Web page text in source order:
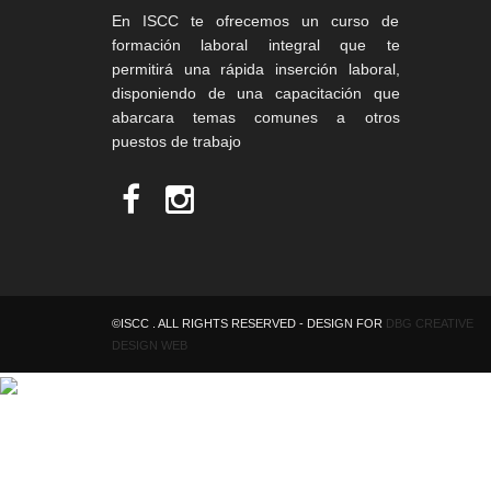
En ISCC te ofrecemos un curso de
formación laboral integral que te
permitirá una rápida inserción laboral,
disponiendo de una capacitación que
abarcara temas comunes a otros
puestos de trabajo
©ISCC . ALL RIGHTS RESERVED - DESIGN FOR DBG CREATIVE
DESIGN WEB